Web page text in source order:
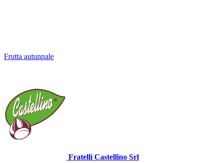
Frutta autunnale
Fratelli Castellino Srl